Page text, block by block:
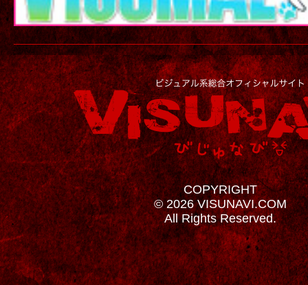
COPYRIGHT
© 2026 VISUNAVI.COM
All Rights Reserved.